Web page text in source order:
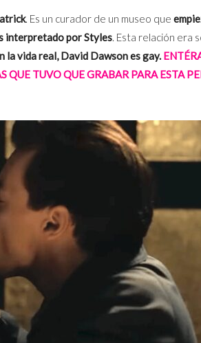
. Es un curador de un museo que
interpretado por Styles. Esta relación era
la vida real, David Dawson es gay.
QUE TUVO QUE GRABAR PARA ESTA